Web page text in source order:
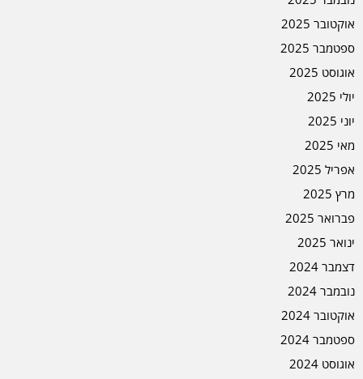
אוקטובר 2025
ספטמבר 2025
אוגוסט 2025
יולי 2025
יוני 2025
מאי 2025
אפריל 2025
מרץ 2025
פברואר 2025
ינואר 2025
דצמבר 2024
נובמבר 2024
אוקטובר 2024
ספטמבר 2024
אוגוסט 2024